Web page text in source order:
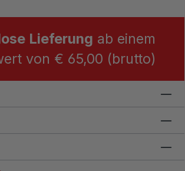
Lieferung ab einem
von € 65,00 (brutto)